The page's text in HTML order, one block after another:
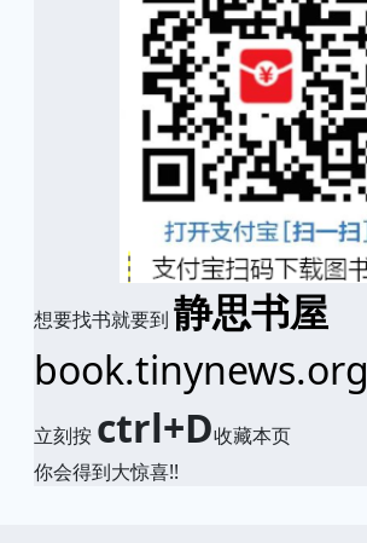
想要找书就要到 静思书屋
book.tinynews.org
立刻按 ctrl+D收藏本页
你会得到大惊喜!!